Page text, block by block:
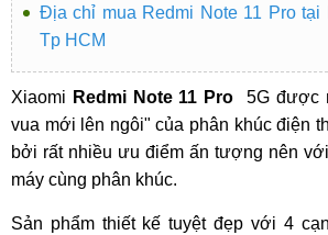
Địa chỉ mua Redmi Note 11 Pro tại
Tp HCM
Xiaomi Redmi Note 11 Pro 5G được
vua mới lên ngôi" của phân khúc điện
bởi rất nhiều ưu điểm ấn tượng nên
máy cùng phân khúc.
Sản phẩm thiết kế tuyệt đẹp với 4